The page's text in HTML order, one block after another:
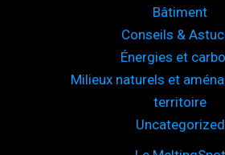
Bâtiment
Conseils &
Énergies et
Milieux naturels et
territoire
Uncategorized